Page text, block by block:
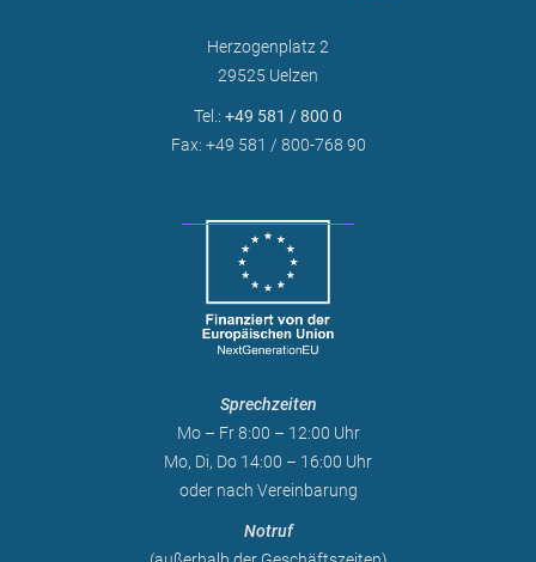
Herzogenplatz 2
29525 Uelzen
Tel.: +49 581 / 800 0
Fax: +49 581 / 800-768 90
Sprechzeiten
Mo – Fr 8:00 – 12:00 Uhr
Mo, Di, Do 14:00 – 16:00 Uhr
oder nach Vereinbarung
Notruf